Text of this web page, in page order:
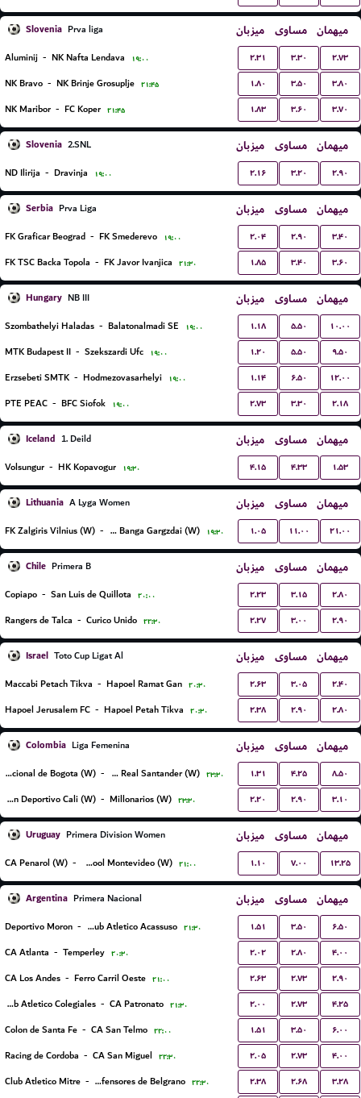
Slovenia Prva liga میزبان مساوی میهمان
Aluminij - NK Nafta Lendava ۱۹:۰۰ ۲.۳۱ ۳.۳۰ ۲.۷۳
NK Bravo - NK Brinje Grosuplje ۲۱:۴۵ ۱.۸۰ ۳.۵۰ ۳.۸۰
NK Maribor - FC Koper ۲۱:۴۵ ۱.۸۳ ۳.۶۰ ۳.۷۰
Slovenia 2.SNL میزبان مساوی میهمان
ND Ilirija - Dravinja ۱۹:۰۰ ۲.۱۶ ۳.۲۰ ۲.۹۰
Serbia Prva Liga میزبان مساوی میهمان
FK Graficar Beograd - FK Smederevo ۱۹:۰۰ ۲.۰۴ ۲.۹۰ ۳.۴۰
FK TSC Backa Topola - FK Javor Ivanjica ۲۱:۳۰ ۱.۸۵ ۳.۴۰ ۳.۶۰
Hungary NB III میزبان مساوی میهمان
Szombathelyi Haladas - Balatonalmadi SE ۱۹:۰۰ ۱.۱۸ ۵.۵۰ ۱۰.۰۰
MTK Budapest II - Szekszardi Ufc ۱۹:۰۰ ۱.۲۰ ۵.۵۰ ۹.۵۰
Erzsebeti SMTK - Hodmezovasarhelyi ۱۹:۰۰ ۱.۱۴ ۶.۵۰ ۱۲.۰۰
PTE PEAC - BFC Siofok ۱۹:۰۰ ۲.۷۳ ۳.۳۰ ۲.۱۸
Iceland 1. Deild میزبان مساوی میهمان
Volsungur - HK Kopavogur ۱۹:۳۰ ۴.۱۵ ۴.۳۳ ۱.۵۳
Lithuania A Lyga Women میزبان مساوی میهمان
FK Zalgiris Vilnius (W) - FK Banga Gargzdai (W) ۱۹:۳۰ ۱.۰۵ ۱۱.۰۰ ۲۱.۰۰
Chile Primera B میزبان مساوی میهمان
Copiapo - San Luis de Quillota ۲۰:۰۰ ۲.۲۳ ۳.۱۵ ۲.۸۰
Rangers de Talca - Curico Unido ۲۲:۳۰ ۲.۲۷ ۳.۰۰ ۲.۹۰
Israel Toto Cup Ligat Al میزبان مساوی میهمان
Maccabi Petach Tikva - Hapoel Ramat Gan ۲۰:۳۰ ۲.۶۳ ۳.۰۵ ۲.۴۰
Hapoel Jerusalem FC - Hapoel Petah Tikva ۲۰:۳۰ ۲.۳۸ ۲.۹۰ ۲.۸۰
Colombia Liga Femenina میزبان مساوی میهمان
Internacional de Bogota (W) - CD Real Santander (W) ۲۳:۳۰ ۱.۳۱ ۴.۲۵ ۸.۵۰
Asociacion Deportivo Cali (W) - Millonarios (W) ۲۳:۳۰ ۲.۲۰ ۲.۹۰ ۳.۱۰
Uruguay Primera Division Women میزبان مساوی میهمان
CA Penarol (W) - Liverpool Montevideo (W) ۲۱:۰۰ ۱.۱۰ ۷.۰۰ ۱۳.۲۵
Argentina Primera Nacional میزبان مساوی میهمان
Deportivo Moron - Club Atletico Acassuso ۲۱:۳۰ ۱.۵۱ ۳.۵۰ ۶.۵۰
CA Atlanta - Temperley ۲۰:۳۰ ۲.۰۲ ۲.۸۰ ۴.۰۰
CA Los Andes - Ferro Carril Oeste ۲۱:۰۰ ۲.۶۳ ۲.۷۳ ۲.۹۰
Club Atletico Colegiales - CA Patronato ۲۱:۳۰ ۲.۰۰ ۲.۷۳ ۴.۲۵
Colon de Santa Fe - CA San Telmo ۲۲:۰۰ ۱.۵۱ ۳.۵۰ ۶.۰۰
Racing de Cordoba - CA San Miguel ۲۲:۳۰ ۲.۰۵ ۲.۷۳ ۴.۰۰
Club Atletico Mitre - CA Defensores de Belgrano ۲۲:۳۰ ۲.۳۸ ۲.۶۸ ۳.۲۸